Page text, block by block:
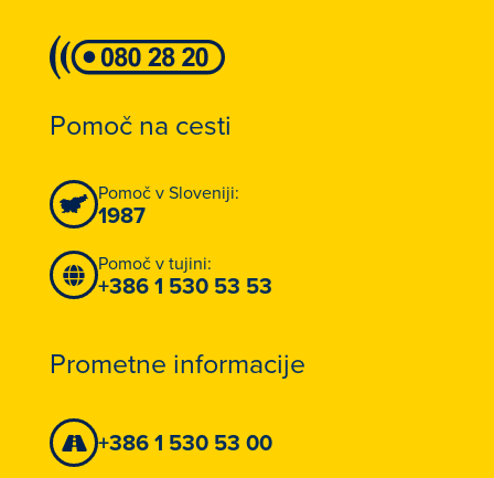
Pomoč na cesti
Pomoč v Sloveniji:
1987
Pomoč v tujini:
+386 1 530 53 53
Prometne informacije
+386 1 530 53 00